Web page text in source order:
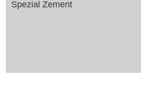
Spezial Zement